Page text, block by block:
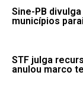
Sine-PB
municípios
STF julga
anulou marco